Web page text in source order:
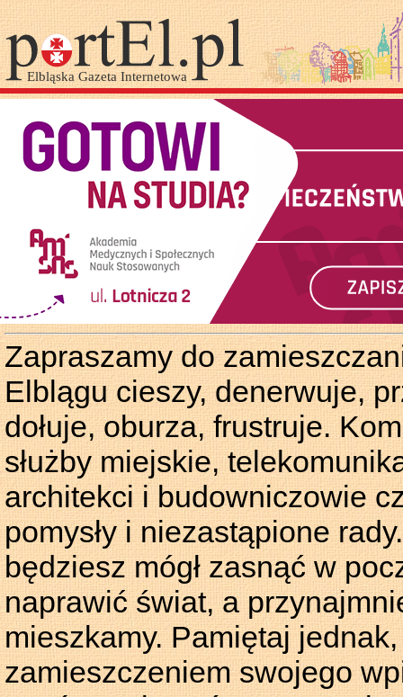
Zapraszamy do
Elblągu cieszy, denerwuje,
dołuje, oburza, frustruje.
służby miejskie,
architekci i budowniczowie
pomysły i niezastąpione
będziesz mógł zasnąć w
naprawić świat, a
mieszkamy. Pamiętaj
zamieszczeniem swojego